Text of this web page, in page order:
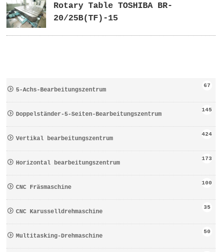
Rotary Table TOSHIBA BR-
20/25B(TF)-15
5-Achs-Bearbeitungszentrum
67
Doppelständer-5-Seiten-Bearbeitungszentrum
145
Vertikal bearbeitungszentrum
424
Horizontal bearbeitungszentrum
173
CNC Fräsmaschine
100
CNC Karusselldrehmaschine
35
Multitasking-Drehmaschine
50